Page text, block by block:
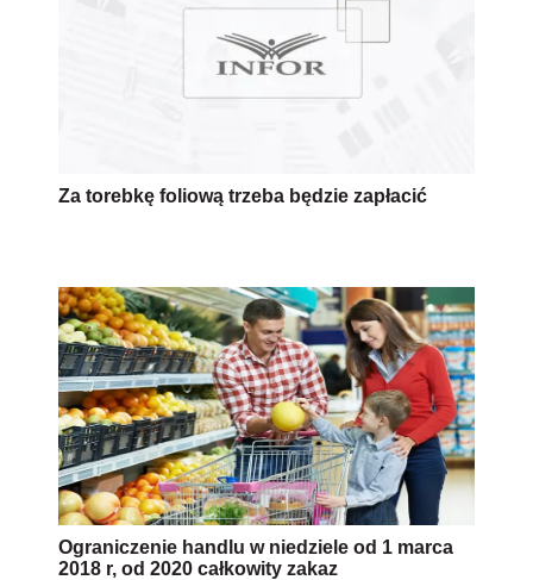
Za torebkę foliową trzeba będzie zapłacić
Ograniczenie handlu w niedziele od 1 marca
2018 r, od 2020 całkowity zakaz